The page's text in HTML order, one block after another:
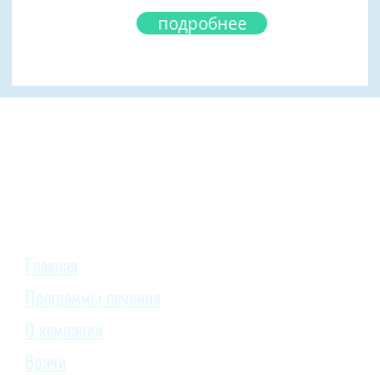
подробнее
Главная
Программы лечения
О компании
Врачи